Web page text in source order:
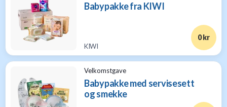
Babypakke fra KIWI
KIWI
0 kr
Velkomstgave
Babypakke med servisesett
og smekke